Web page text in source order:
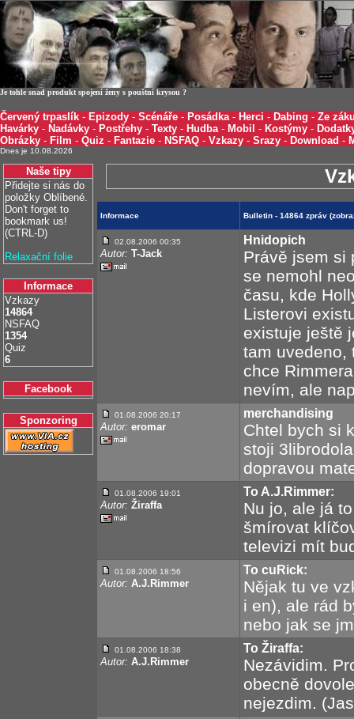
Je tohle snad produkt spojení ženy s pouštní krysou ?
Červený trpaslík - Epizody - Scénáře - Posádka- Herci - Dabing - Ze
Havárky - Nadávky - Postřehy - Texty - Hudba- Mobil - Kostýmy -
Obrázky - Film - Quiz - Fantazie - NSFAQ - Vzkazy - Srazy - Download -
Dnes je 10.08.2026
Naše tipy
Přidejte si nás do
položky Oblíbené.
Don't forget to
bookmark us!
(CTRL-D)
Relaxační folie
Informace
Vzkazy
14864
NSFAQ
1354
Quiz
6
Facebook
Sponzoring
Informace Bulletin - 14864 zpráv
02.08.2006 00:35
Autor: T-Jack
Hnidopich
Právě jsem si
se nemohl
času, kde
Listerovi
existuje ještě
tam uvedeno,
chce
nevím, ale
01.08.2006 20:17
Autor: eromar
merchandising
Chtel bych si
stoji
dopravou
01.08.2006 19:01
Autor: Žiraffa
To A.J.Rimmer:
Nu jo, ale já
šmírovat
televizi mít
01.08.2006 18:56
Autor: A.J.Rimmer
To cuRick:
Nějak tu ve
i en), ale rád
nebo jak se
01.08.2006 18:38
Autor: A.J.Rimmer
To Žiraffa:
Nezávidim.
obecně
nejezdim.